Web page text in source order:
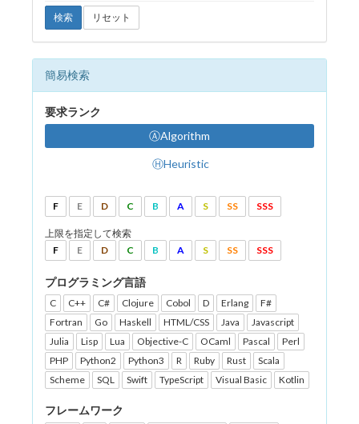
検索 リセット
簡易検索
要求ランク
ⒶAlgorithm
ⒽHeuristic
F E D C B A S SS SSS
上限を指定して検索
F
E D C B A S SS SSS
プログラミング言語
C C++ C# Clojure Cobol D Erlang
F#
Fortran
Go Haskell HTML/CSS Java
Javascript
Julia
Lisp Lua Objective-C OCaml Pascal
Perl
PHP
Python2 Python3 R Ruby Rust
Scala
Scheme
SQL Swift TypeScript Visual Basic Kotlin
フレームワーク